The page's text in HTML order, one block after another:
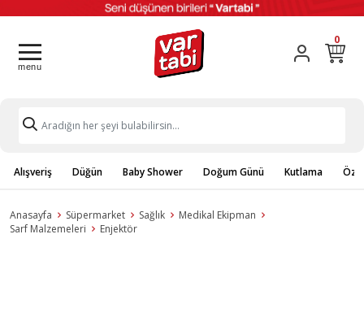
0
Alışveriş Düğün Baby Shower Doğum Günü Kutlama
Anasayfa Süpermarket Sağlık
Medikal Ekipman
Sarf Malzemeleri
Enjektör